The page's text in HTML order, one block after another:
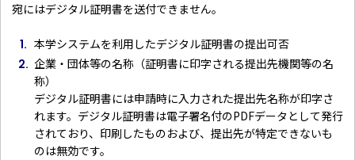
宛にはデジタル証明書を送付できません。
本学システムを利用したデジタル証明書の提出可否
企業・団体等の名称（証明書に印字される提出先機関等の名
称）
デジタル証明書には申請時に入力された提出先名称が印字さ
れます。デジタル証明書は電子署名付のPDFデータとして発行
されており、印刷したものおよび、提出先が特定できないも
のは無効です。